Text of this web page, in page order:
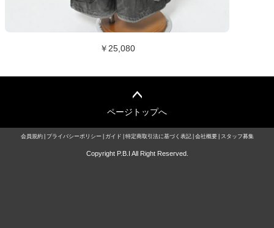
￥25,080
ページトップへ
会員規約 プライバシーポリシー ガイド 特定商取引法に基づく表記 会社概要 スタッフ募集
Copyright P.B.I All Right Reserved.